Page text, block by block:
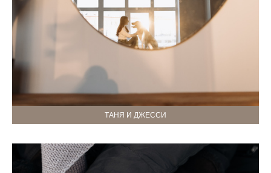
ТАНЯ И ДЖЕССИ